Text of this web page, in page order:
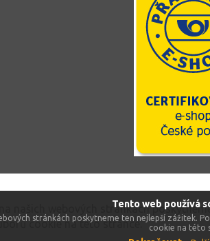
Tento web používá
stránkách poskytneme ten nejlepší
cookie na této
našich webových stránkách
cookie na této stránce.